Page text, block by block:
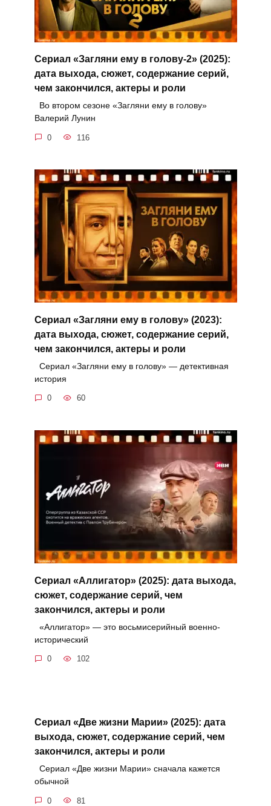
Сериал «Загляни ему в голову-2» (2025):
дата выхода, сюжет, содержание серий,
чем закончился, актеры и роли
Во втором сезоне «Загляни ему в голову»
Валерий Лунин
0 116
Сериал «Загляни ему в голову» (2023):
дата выхода, сюжет, содержание серий,
чем закончился, актеры и роли
Сериал «Загляни ему в голову» — детективная
история
0 60
Сериал «Аллигатор» (2025): дата выхода,
сюжет, содержание серий, чем
закончился, актеры и роли
«Аллигатор» — это восьмисерийный военно-
исторический
0 102
Сериал «Две жизни Марии» (2025): дата
выхода, сюжет, содержание серий, чем
закончился, актеры и роли
Сериал «Две жизни Марии» сначала кажется
обычной
0 81